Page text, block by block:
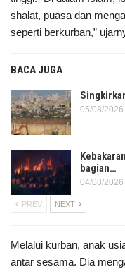
shalat, puasa dan
seperti berkurban,”
BACA JUGA
05/08/2026
bagian…
04/08/2026
PREV NEXT
Melalui kurban, anak
antar sesama. Dia